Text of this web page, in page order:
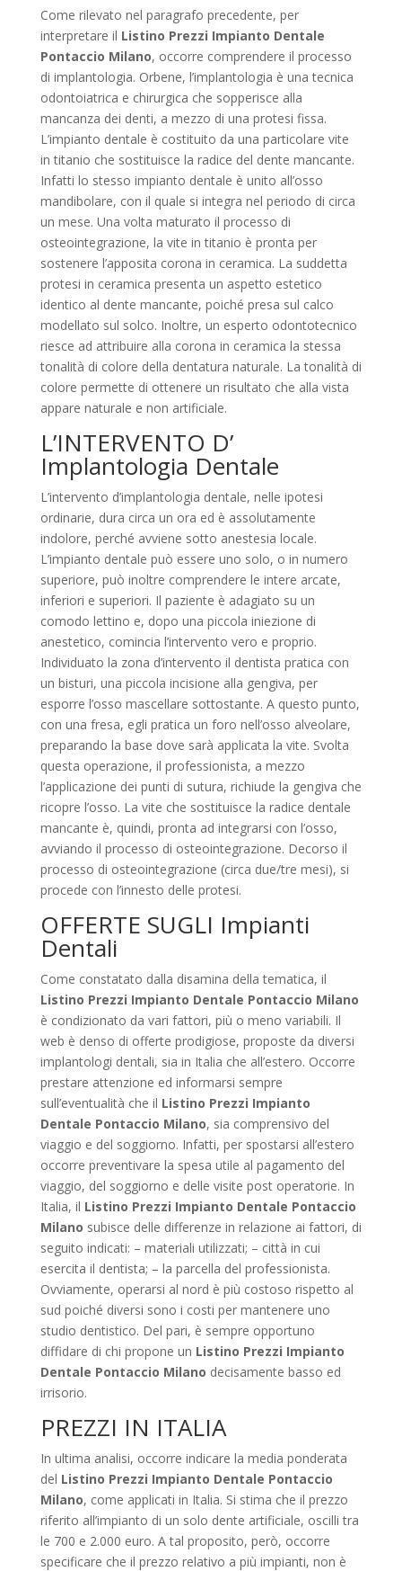
Come rilevato nel paragrafo precedente, per
interpretare il Listino Prezzi Impianto Dentale
Pontaccio Milano, occorre comprendere il processo
di implantologia. Orbene, l’implantologia è una tecnica
odontoiatrica e chirurgica che sopperisce alla
mancanza dei denti, a mezzo di una protesi fissa.
L’impianto dentale è costituito da una particolare vite
in titanio che sostituisce la radice del dente mancante.
Infatti lo stesso impianto dentale è unito all’osso
mandibolare, con il quale si integra nel periodo di circa
un mese. Una volta maturato il processo di
osteointegrazione, la vite in titanio è pronta per
sostenere l’apposita corona in ceramica. La suddetta
protesi in ceramica presenta un aspetto estetico
identico al dente mancante, poiché presa sul calco
modellato sul solco. Inoltre, un esperto odontotecnico
riesce ad attribuire alla corona in ceramica la stessa
tonalità di colore della dentatura naturale. La tonalità di
colore permette di ottenere un risultato che alla vista
appare naturale e non artificiale.
L’INTERVENTO D’
Implantologia Dentale
L’intervento d’implantologia dentale, nelle ipotesi
ordinarie, dura circa un ora ed è assolutamente
indolore, perché avviene sotto anestesia locale.
L’impianto dentale può essere uno solo, o in numero
superiore, può inoltre comprendere le intere arcate,
inferiori e superiori. Il paziente è adagiato su un
comodo lettino e, dopo una piccola iniezione di
anestetico, comincia l’intervento vero e proprio.
Individuato la zona d’intervento il dentista pratica con
un bisturi, una piccola incisione alla gengiva, per
esporre l’osso mascellare sottostante. A questo punto,
con una fresa, egli pratica un foro nell’osso alveolare,
preparando la base dove sarà applicata la vite. Svolta
questa operazione, il professionista, a mezzo
l’applicazione dei punti di sutura, richiude la gengiva che
ricopre l’osso. La vite che sostituisce la radice dentale
mancante è, quindi, pronta ad integrarsi con l’osso,
avviando il processo di osteointegrazione. Decorso il
processo di osteointegrazione (circa due/tre mesi), si
procede con l’innesto delle protesi.
OFFERTE SUGLI Impianti
Dentali
Come constatato dalla disamina della tematica, il
Listino Prezzi Impianto Dentale Pontaccio Milano
è condizionato da vari fattori, più o meno variabili. Il
web è denso di offerte prodigiose, proposte da diversi
implantologi dentali, sia in Italia che all’estero. Occorre
prestare attenzione ed informarsi sempre
sull’eventualità che il Listino Prezzi Impianto
Dentale Pontaccio Milano, sia comprensivo del
viaggio e del soggiorno. Infatti, per spostarsi all’estero
occorre preventivare la spesa utile al pagamento del
viaggio, del soggiorno e delle visite post operatorie. In
Italia, il Listino Prezzi Impianto Dentale Pontaccio
Milano subisce delle differenze in relazione ai fattori, di
seguito indicati: – materiali utilizzati; – città in cui
esercita il dentista; – la parcella del professionista.
Ovviamente, operarsi al nord è più costoso rispetto al
sud poiché diversi sono i costi per mantenere uno
studio dentistico. Del pari, è sempre opportuno
diffidare di chi propone un Listino Prezzi Impianto
Dentale Pontaccio Milano decisamente basso ed
irrisorio.
PREZZI IN ITALIA
In ultima analisi, occorre indicare la media ponderata
del Listino Prezzi Impianto Dentale Pontaccio
Milano, come applicati in Italia. Si stima che il prezzo
riferito all’impianto di un solo dente artificiale, oscilli tra
le 700 e 2.000 euro. A tal proposito, però, occorre
specificare che il prezzo relativo a più impianti, non è